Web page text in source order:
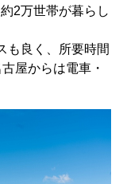
2万世帯が暮らし
も良く、所要時間
屋からは電車・